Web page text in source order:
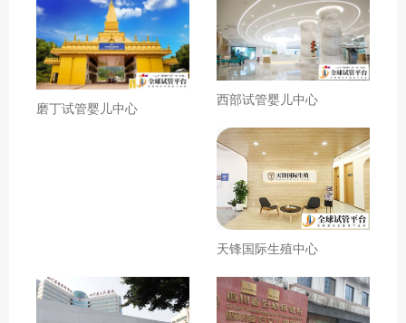
磨丁试管婴儿中心 西部试管婴儿中心
天锋国际生殖中心